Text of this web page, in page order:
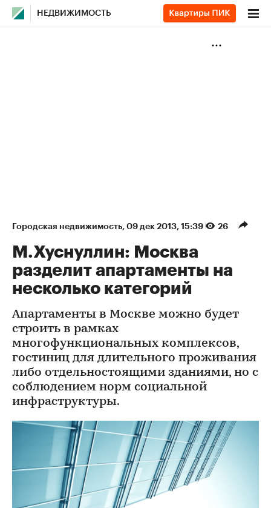
НЕДВИЖИМОСТЬ
Городская недвижимость⁠, 09 дек 2013, 15:39 26
М.Хуснуллин: Москва
разделит апартаменты на
несколько категорий
Апартаменты в Москве можно будет
строить в рамках
многофункциональных комплексов,
гостиниц для длительного проживания
либо отдельностоящими зданиями, но с
соблюдением норм социальной
инфраструктуры.